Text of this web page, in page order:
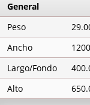
General
Peso
Ancho
Largo/Fondo
Alto